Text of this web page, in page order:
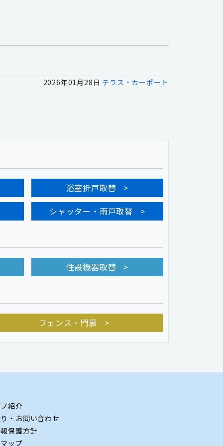
2026年01月28日 テラス・カーポート
浴室折戸取替
シャッター・雨戸取替
住設機器取替
フェンス・門扉
紹介
・お問い合わせ
保護方針
ップ